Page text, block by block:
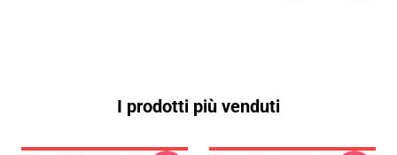
I prodotti più venduti